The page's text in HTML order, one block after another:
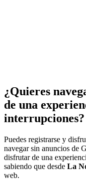
¿Quieres
de una
interrupciones?
Puedes registrarse y
navegar sin anuncios de
disfrutar de una
sabiendo que desde La
web.